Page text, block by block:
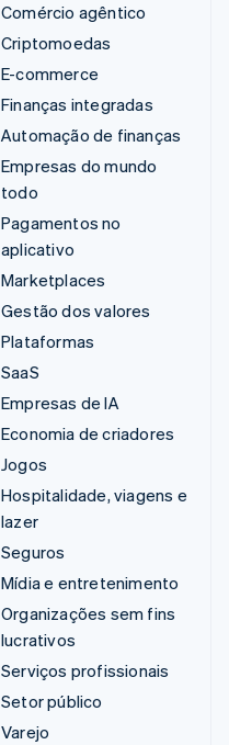
Comércio agêntico
Criptomoedas
E-commerce
Finanças integradas
Automação de finanças
Empresas do mundo
todo
Pagamentos no
aplicativo
Marketplaces
Gestão dos valores
Plataformas
SaaS
Empresas de IA
Economia de criadores
Jogos
Hospitalidade, viagens e
lazer
Seguros
Mídia e entretenimento
Organizações sem fins
lucrativos
Serviços profissionais
Setor público
Varejo